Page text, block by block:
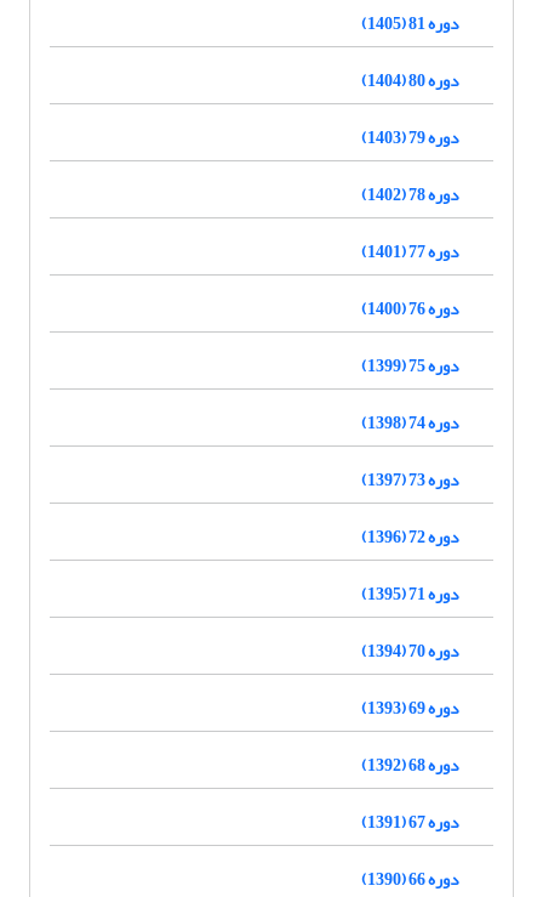
دوره 81 (1405)
دوره 80 (1404)
دوره 79 (1403)
دوره 78 (1402)
دوره 77 (1401)
دوره 76 (1400)
دوره 75 (1399)
دوره 74 (1398)
دوره 73 (1397)
دوره 72 (1396)
دوره 71 (1395)
دوره 70 (1394)
دوره 69 (1393)
دوره 68 (1392)
دوره 67 (1391)
دوره 66 (1390)